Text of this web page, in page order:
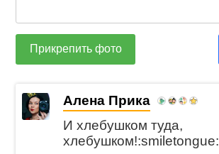
Прикрепить фото
Алена Прика
И хлебушком туда,
хлебушком!:smiletongue: